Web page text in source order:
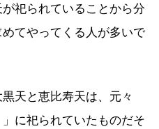
祀られていることから分
てやってくる人が多いで
天と恵比寿天は、元々
」に祀られていたものだそ